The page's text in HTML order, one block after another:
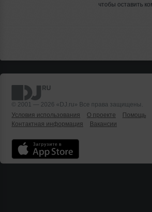
чтобы оставить
© 2001 — 2026 «DJ.ru» Все права защищены.
Условия использования
О проекте Помощь
Контактная информация
Вакансии